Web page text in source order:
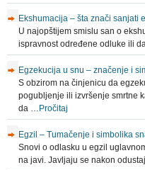
Ekshumacija – šta znači sanjati
U najopštijem smislu san o
ispravnost određene odluke ili
Egzekucija u snu – značenje i
S obzirom na činjenicu da
pogubljenje ili izvršenje smrtne
da … Pročitaj
Egzil – Tumačenje i simbolika
Snovi o odlasku u egzil
na javi. Javljaju se nakon